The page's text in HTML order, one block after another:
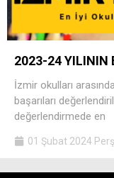
2023-24 YILININ
İzmir okulları
başarıları
değerlendirmede en
01 Şubat 2024